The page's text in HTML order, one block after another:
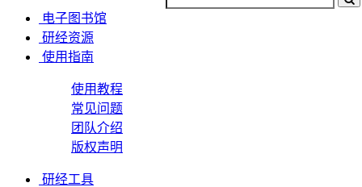
电子图书馆
研经资源
使用指南
使用教程
常见问题
团队介绍
版权声明
研经工具